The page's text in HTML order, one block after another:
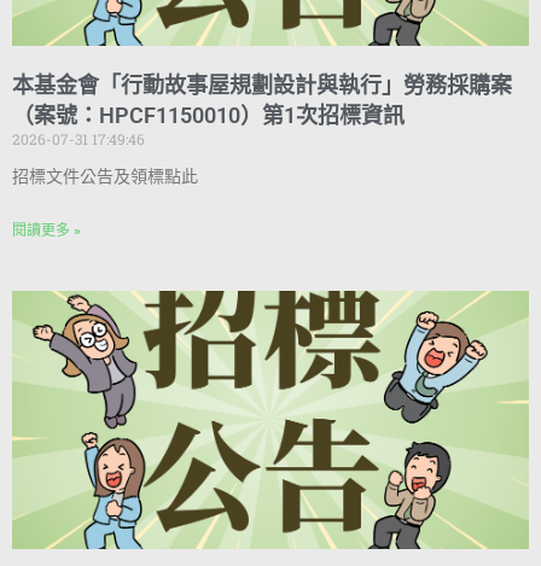
本基金會「行動故事屋規劃設計與執行」勞務採購案
（案號：HPCF1150010）第1次招標資訊
2026-07-31 17:49:46
招標文件公告及領標點此
閱讀更多 »